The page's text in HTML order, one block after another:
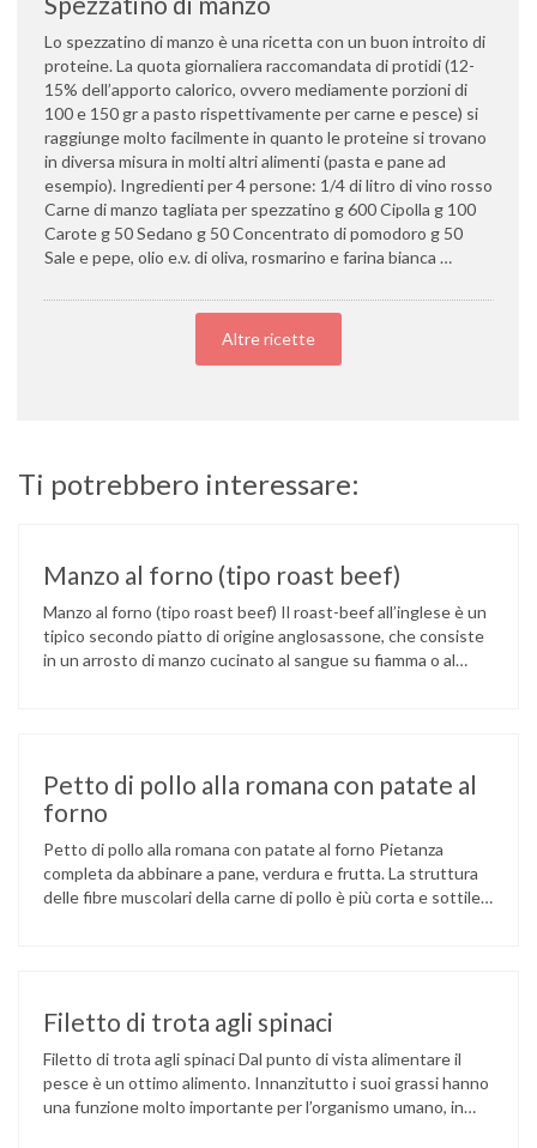
Lo spezzatino di manzo è una ricetta con un buon introito di
proteine. La quota giornaliera raccomandata di protidi (12-
15% dell’apporto calorico, ovvero mediamente porzioni di
100 e 150 gr a pasto rispettivamente per carne e pesce) si
raggiunge molto facilmente in quanto le proteine si trovano
in diversa misura in molti altri alimenti (pasta e pane ad
esempio). Ingredienti per 4 persone: 1/4 di litro di vino rosso
Carne di manzo tagliata per spezzatino g 600 Cipolla g 100
Carote g 50 Sedano g 50 Concentrato di pomodoro g 50
Sale e pepe, olio e.v. di oliva, rosmarino e farina bianca …
Altre ricette
Ti potrebbero interessare:
Manzo al forno (tipo roast beef)
Manzo al forno (tipo roast beef) Il roast-beef all’inglese è un
tipico secondo piatto di origine anglosassone, che consiste
in un arrosto di manzo cucinato al sangue su fiamma o al
Petto di pollo alla romana con patate al
forno
Petto di pollo alla romana con patate al forno Pietanza
completa da abbinare a pane, verdura e frutta. La struttura
delle fibre muscolari della carne di pollo è più corta e sottile
Filetto di trota agli spinaci
Filetto di trota agli spinaci Dal punto di vista alimentare il
pesce è un ottimo alimento. Innanzitutto i suoi grassi hanno
una funzione molto importante per l’organismo umano, in